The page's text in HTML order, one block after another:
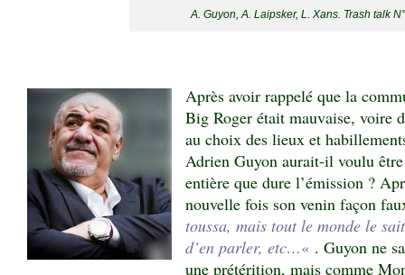
A. Guyon, A. Laipsker, L. Xans. Trash talk
Après avoir rappelé que la
Big Roger était mauvaise, voire
au choix des lieux et
Adrien Guyon aurait-il voulu être
entière que dure l’émission ?
nouvelle fois son venin façon
toussa, mais tout le monde le
d’en parler, etc…« . Guyon ne
une prétérition, mais comme